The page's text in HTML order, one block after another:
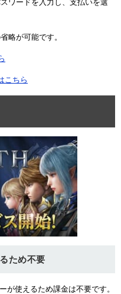
ワードを入力し、支払いを選
略が可能です。
こちら
ため不要
が使えるため課金は不要です。